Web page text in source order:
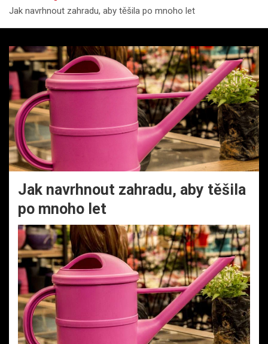
Jak navrhnout zahradu, aby těšila po mnoho let
Jak navrhnout zahradu, aby těšila
po mnoho let